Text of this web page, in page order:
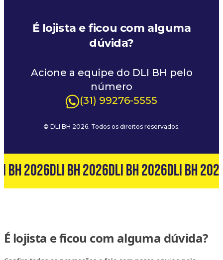
É lojista e ficou com alguma
dúvida?
Acione a equipe do DLI BH pelo
número
(31) 99276-5555
© DLI BH 2026. Todos os direitos reservados.
BH 2026DLI BH 2026DLI BH 2026DLI BH
É lojista e ficou com alguma dúvida?